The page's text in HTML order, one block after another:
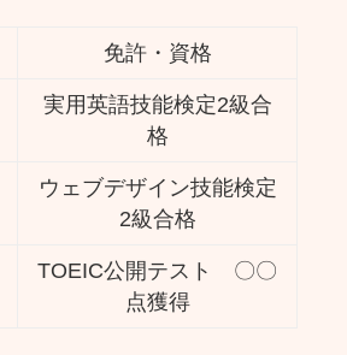
免許・資格
実用英語技能検定2級合
格
ウェブデザイン技能検定
2級合格
TOEIC公開テスト 〇〇
点獲得